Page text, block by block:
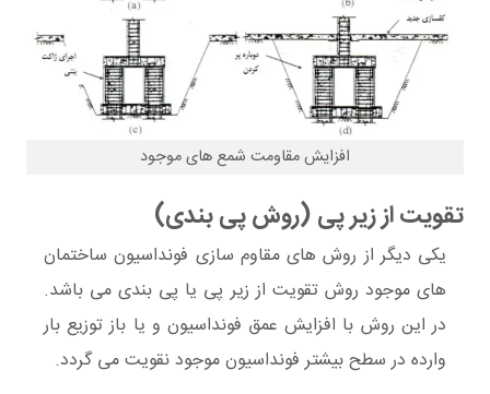
افزایش مقاومت شمع های موجود
تقویت از زیر پی (روش پی بندی)
یکی دیگر از روش های مقاوم سازی فونداسیون ساختمان
های موجود روش تقویت از زیر پی یا پی بندی می باشد.
در این روش با افزایش عمق فونداسیون و یا باز توزیع بار
وارده در سطح بیشتر فونداسیون موجود نقویت می گردد.